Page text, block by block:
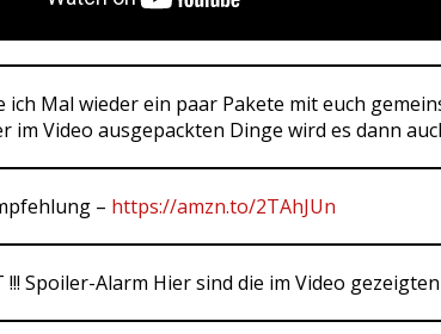
ich Mal wieder ein paar Pakete mit euch
im Video ausgepackten Dinge wird es dann
– https://amzn.to/2TAhJUn
!!! Spoiler-Alarm Hier sind die im Video